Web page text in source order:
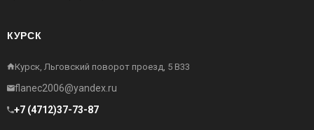
КУРСК
Курск, Льговский поворот проезд, 5 В33
flanec2006@yandex.ru
+7 (4712)37-73-87